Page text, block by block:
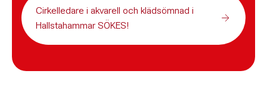
Cirkelledare i akvarell och klädsömnad i
Hallstahammar SÖKES!